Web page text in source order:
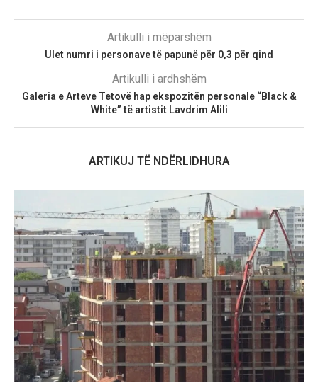
Artikulli i mëparshëm
Ulet numri i personave të papunë për 0,3 për qind
Artikulli i ardhshëm
Galeria e Arteve Tetovë hap ekspozitën personale “Black &
White” të artistit Lavdrim Alili
ARTIKUJ TË NDËRLIDHURA